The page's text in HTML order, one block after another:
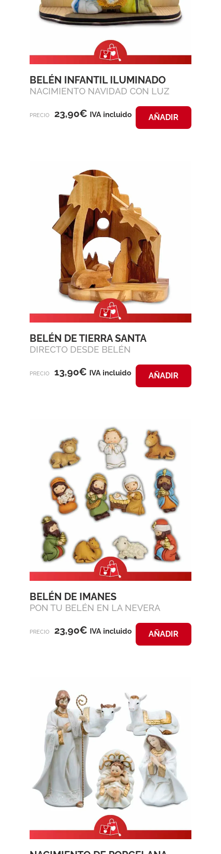
BELÉN INFANTIL ILUMINADO
NACIMIENTO NAVIDAD CON LUZ
PRECIO 23,90€ IVA incluido AÑADIR
BELÉN DE TIERRA SANTA
DIRECTO DESDE BELÉN
PRECIO 13,90€ IVA incluido AÑADIR
BELÉN DE IMANES
PON TU BELÉN EN LA NEVERA
PRECIO 23,90€ IVA incluido AÑADIR